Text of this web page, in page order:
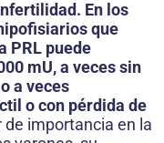
En los
que
PRL puede
mU, a veces sin
a veces
o con pérdida de
importancia en la